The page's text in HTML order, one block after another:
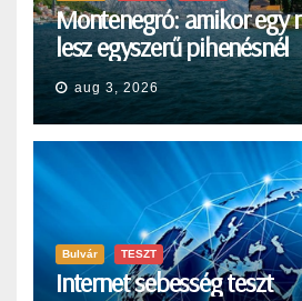
Montenegró: amikor egy
lesz egyszerű pihenésnél
aug 3, 2026
Bulvár TESZT
Internet sebesség teszt